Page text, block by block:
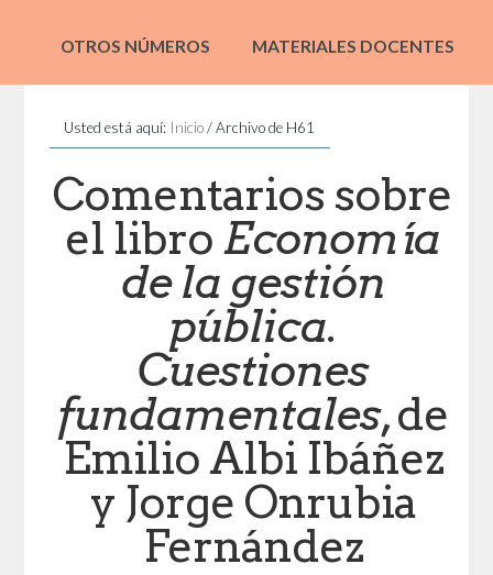
OTROS NÚMEROS MATERIALES DOCENTES
Usted está aquí: Inicio /Archivo de H61
Comentarios sobre
el libro Economía
de la gestión
pública.
Cuestiones
fundamentales, de
Emilio Albi Ibáñez
y Jorge Onrubia
Fernández